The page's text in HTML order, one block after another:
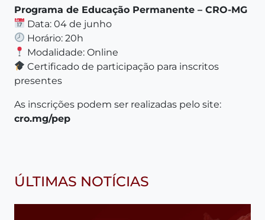
Programa de Educação Permanente – CRO-MG
Data: 04 de junho
Horário: 20h
Modalidade: Online
Certificado de participação para inscritos
presentes
As inscrições podem ser realizadas pelo site:
cro.mg/pep
ÚLTIMAS NOTÍCIAS